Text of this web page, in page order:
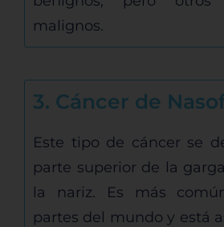
malignos.
3. Cáncer de
Este tipo de cáncer se
parte superior de la
la nariz. Es más
partes del mundo y está